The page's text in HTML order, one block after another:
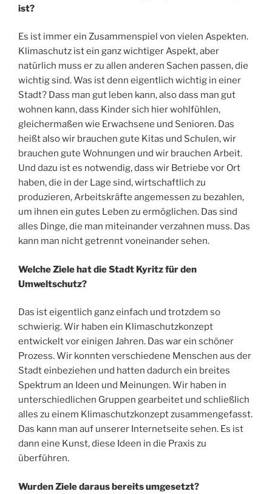
ist?
Es ist immer ein Zusammenspiel von vielen Aspekten.
Klimaschutz ist ein ganz wichtiger Aspekt, aber
natürlich muss er zu allen anderen Sachen passen, die
wichtig sind. Was ist denn eigentlich wichtig in einer
Stadt? Dass man gut leben kann, also dass man gut
wohnen kann, dass Kinder sich hier wohlfühlen,
gleichermaßen wie Erwachsene und Senioren. Das
heißt also wir brauchen gute Kitas und Schulen, wir
brauchen gute Wohnungen und wir brauchen Arbeit.
Und dazu ist es notwendig, dass wir Betriebe vor Ort
haben, die in der Lage sind, wirtschaftlich zu
produzieren, Arbeitskräfte angemessen zu bezahlen,
um ihnen ein gutes Leben zu ermöglichen. Das sind
alles Dinge, die man miteinander verzahnen muss. Das
kann man nicht getrennt voneinander sehen.
Welche Ziele hat die Stadt Kyritz für den
Umweltschutz?
Das ist eigentlich ganz einfach und trotzdem so
schwierig. Wir haben ein Klimaschutzkonzept
entwickelt vor einigen Jahren. Das war ein schöner
Prozess. Wir konnten verschiedene Menschen aus der
Stadt einbeziehen und hatten dadurch ein breites
Spektrum an Ideen und Meinungen. Wir haben in
unterschiedlichen Gruppen gearbeitet und schließlich
alles zu einem Klimaschutzkonzept zusammengefasst.
Das kann man auf unserer Internetseite sehen. Es ist
dann eine Kunst, diese Ideen in die Praxis zu
überführen.
Wurden Ziele daraus bereits umgesetzt?